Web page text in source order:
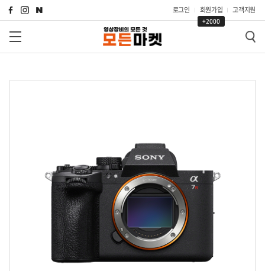
로그인 회원가입
+2000
고객지원